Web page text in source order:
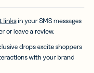
linksin your SMS messages
or leave a review.
drops excite shoppers
with your brand